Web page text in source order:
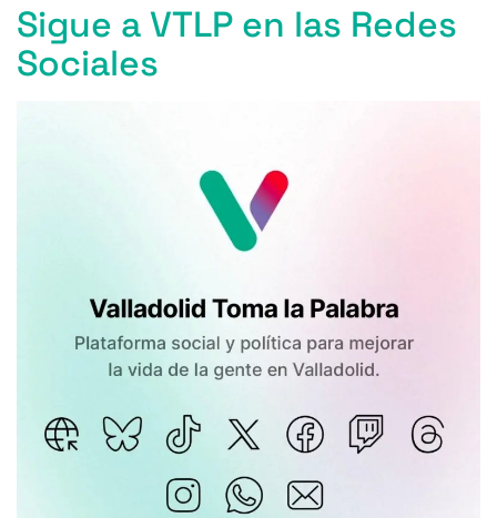
Sigue a VTLP en las Redes
Sociales